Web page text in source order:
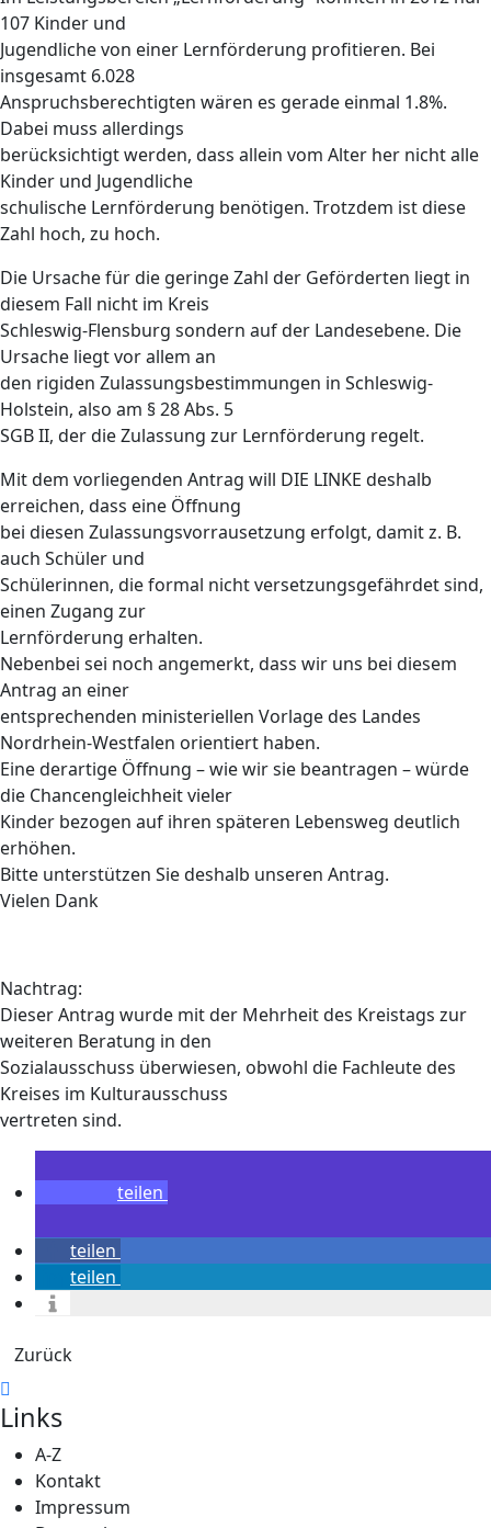
107 Kinder und
Jugendliche von einer Lernförderung profitieren. Bei
insgesamt 6.028
Anspruchsberechtigten wären es gerade einmal 1.8%.
Dabei muss allerdings
berücksichtigt werden, dass allein vom Alter her nicht alle
Kinder und Jugendliche
schulische Lernförderung benötigen. Trotzdem ist diese
Zahl hoch, zu hoch.
Die Ursache für die geringe Zahl der Geförderten liegt in
diesem Fall nicht im Kreis
Schleswig-Flensburg sondern auf der Landesebene. Die
Ursache liegt vor allem an
den rigiden Zulassungsbestimmungen in Schleswig-
Holstein, also am § 28 Abs. 5
SGB II, der die Zulassung zur Lernförderung regelt.
Mit dem vorliegenden Antrag will DIE LINKE deshalb
erreichen, dass eine Öffnung
bei diesen Zulassungsvorrausetzung erfolgt, damit z. B.
auch Schüler und
Schülerinnen, die formal nicht versetzungsgefährdet sind,
einen Zugang zur
Lernförderung erhalten.
Nebenbei sei noch angemerkt, dass wir uns bei diesem
Antrag an einer
entsprechenden ministeriellen Vorlage des Landes
Nordrhein-Westfalen orientiert haben.
Eine derartige Öffnung – wie wir sie beantragen – würde
die Chancengleichheit vieler
Kinder bezogen auf ihren späteren Lebensweg deutlich
erhöhen.
Bitte unterstützen Sie deshalb unseren Antrag.
Vielen Dank
Nachtrag:
Dieser Antrag wurde mit der Mehrheit des Kreistags zur
weiteren Beratung in den
Sozialausschuss überwiesen, obwohl die Fachleute des
Kreises im Kulturausschuss
vertreten sind.
teilen
teilen
teilen
Zurück
Links
A-Z
Kontakt
Impressum